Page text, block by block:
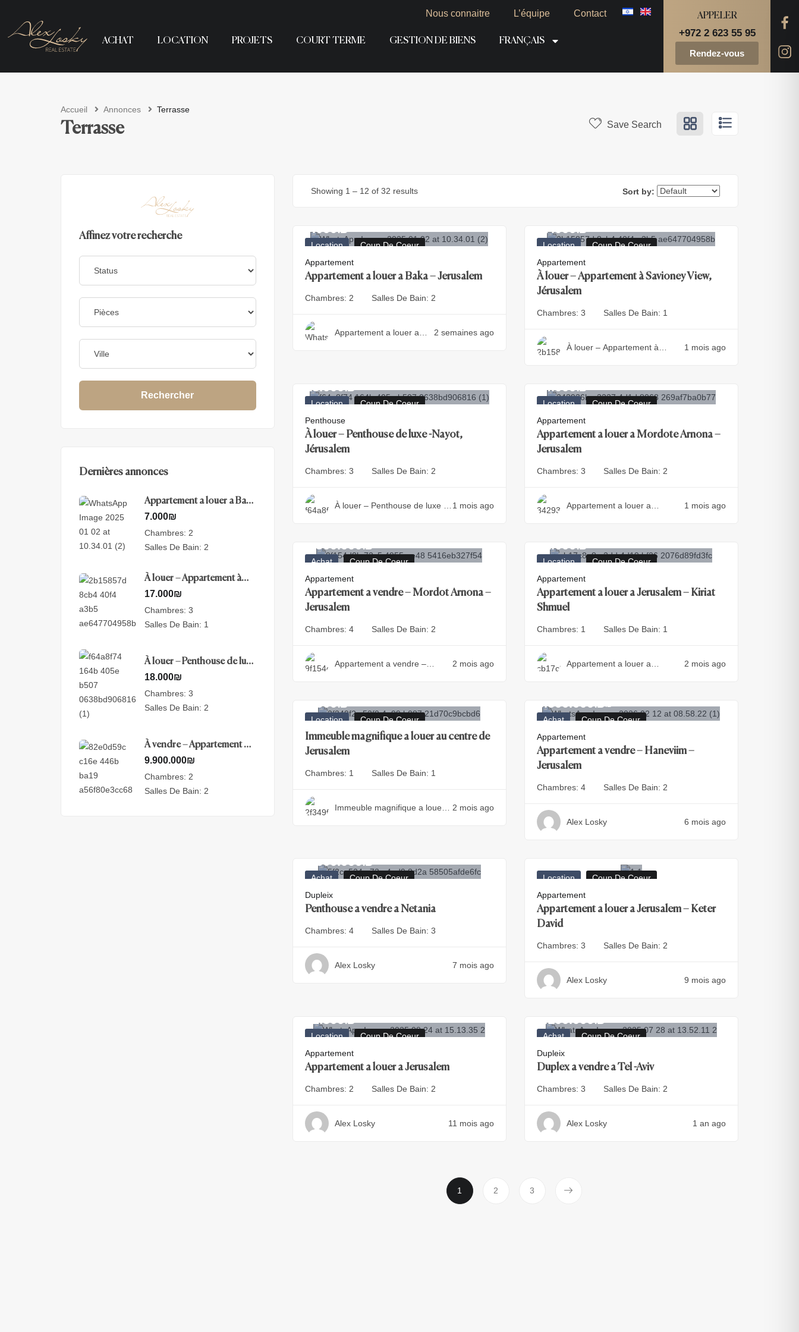
Nous connaitre L’équipe Contact
ACHAT LOCATION PROJETS COURT TERME GESTION DE BIENS FRANÇAIS
APPELER
+972 2 623 55 95
Rendez-vous
Accueil Annonces Terrasse
Terrasse Save Search
Affinez votre recherche
Rechercher
Dernières annonces
Appartement a louer a Baka
– Jerusalem
7.000₪
Chambres: 2
Salles De Bain: 2
À louer – Appartement à
17.000₪
Chambres: 3
Salles De Bain: 1
À louer – Penthouse de luxe
-Nayot, Jérusalem
18.000₪
Chambres: 3
Salles De Bain: 2
À vendre – Appartement de
luxe – Mamilla, Jérusalem
9.900.000₪
Chambres: 2
Salles De Bain: 2
Showing 1 – 12 of 32 results Sort by:
Location Coup De Coeur
7.000₪
Appartement
Appartement a louer a Baka – Jerusalem
Chambres: 2 Salles De Bain: 2
Appartement a louer a
2 semaines ago
Location Coup De Coeur
17.000₪
Appartement
À louer – Appartement à Savioney View,
Jérusalem
Chambres: 3 Salles De Bain: 1
À louer – Appartement à
1 mois ago
Location Coup De Coeur
18.000₪
Penthouse
À louer – Penthouse de luxe -Nayot,
Jérusalem
Chambres: 3 Salles De Bain: 2
À louer – Penthouse de luxe -
1 mois ago
Location Coup De Coeur
14.000₪
Appartement
Appartement a louer a Mordote Arnona –
Jerusalem
Chambres: 3 Salles De Bain: 2
Appartement a louer a
1 mois ago
Achat Coup De Coeur
4.500.000₪
Appartement
Appartement a vendre – Mordot Arnona –
Jerusalem
Chambres: 4 Salles De Bain: 2
Appartement a vendre –
2 mois ago
Location Coup De Coeur
11.000₪
Appartement
Appartement a louer a Jerusalem – Kiriat
Shmuel
Chambres: 1 Salles De Bain: 1
Appartement a louer a
2 mois ago
Location Coup De Coeur
5.500₪
Immeuble magnifique a louer au centre de
Jerusalem
Chambres: 1 Salles De Bain: 1
Immeuble magnifique a louer
2 mois ago
Achat Coup De Coeur
8.500.000₪
Appartement
Appartement a vendre – Haneviim –
Jerusalem
Chambres: 4 Salles De Bain: 2
Alex Losky 6 mois ago
Achat Coup De Coeur
3.500.000₪
Dupleix
Penthouse a vendre a Netania
Chambres: 4 Salles De Bain: 3
Alex Losky 7 mois ago
Location Coup De Coeur
Appartement
Appartement a louer a Jerusalem – Keter
David
Chambres: 3 Salles De Bain: 2
Alex Losky 9 mois ago
Location Coup De Coeur
12.500₪
Appartement
Appartement a louer a Jerusalem
Chambres: 2 Salles De Bain: 2
Alex Losky 11 mois ago
Achat Coup De Coeur
6.100.000₪
Dupleix
Duplex a vendre a Tel -Aviv
Chambres: 3 Salles De Bain: 2
Alex Losky 1 an ago
1 2 3